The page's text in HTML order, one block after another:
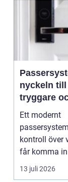
nyckeln till
tryggare
smidigare
Ett modernt
kontroll över
får komma
byggnad, när
komma in oc...
13 juli 2026